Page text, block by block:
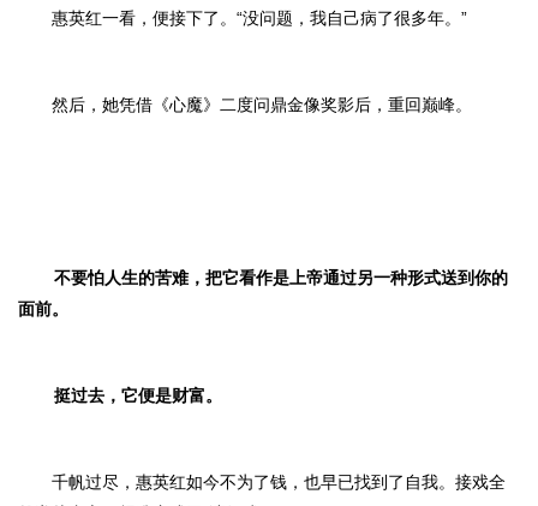
惠英红一看，便接下了。“没问题，我自己病了很多年。”
然后，她凭借《心魔》二度问鼎金像奖影后，重回巅峰。
不要怕人生的苦难，把它看作是上帝通过另一种形式送到你的
面前。
挺过去，它便是财富。
千帆过尽，惠英红如今不为了钱，也早已找到了自我。接戏全